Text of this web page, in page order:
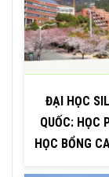
ĐẠI HỌC
QUỐC: HỌC
HỌC BỔNG